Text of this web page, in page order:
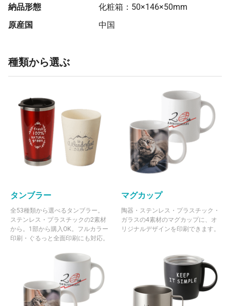
納品形態
化粧箱：50×146×50mm
原産国
中国
種類から選ぶ
タンブラー
全53種類から選べるタンブラー。
ステンレス・プラスチックの2素材
から。1部から購入OK。フルカラー
印刷・ぐるっと全面印刷にも対応。
マグカップ
陶器・ステンレス・プラスチック・
ガラスの4素材のマグカップに、オ
リジナルデザインを印刷できます。